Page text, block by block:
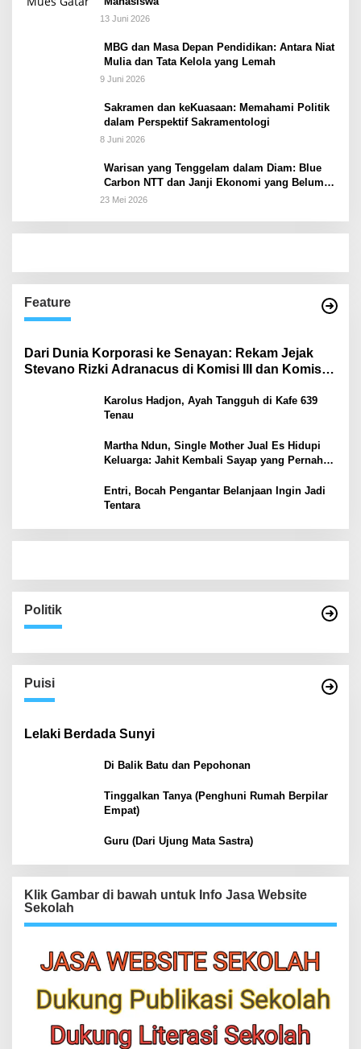
13 Juni 2026
MBG dan Masa Depan Pendidikan: Antara Niat
Mulia dan Tata Kelola yang Lemah
9 Juni 2026
Sakramen dan keKuasaan: Memahami Politik
dalam Perspektif Sakramentologi
8 Juni 2026
Warisan yang Tenggelam dalam Diam: Blue
Carbon NTT dan Janji Ekonomi yang Belum
Ditunaikan
23 Mei 2026
Feature
Dari Dunia Korporasi ke Senayan: Rekam Jejak
Stevano Rizki Adranacus di Komisi III dan Komisi X
Karolus Hadjon, Ayah Tangguh di Kafe 639
Tenau
Martha Ndun, Single Mother Jual Es Hidupi
Keluarga: Jahit Kembali Sayap yang Pernah
Entri, Bocah Pengantar Belanjaan Ingin Jadi
Tentara
Politik
Puisi
Lelaki Berdada Sunyi
Di Balik Batu dan Pepohonan
Tinggalkan Tanya (Penghuni Rumah Berpilar
Empat)
Guru (Dari Ujung Mata Sastra)
Klik Gambar di bawah untuk Info Jasa Website
Sekolah